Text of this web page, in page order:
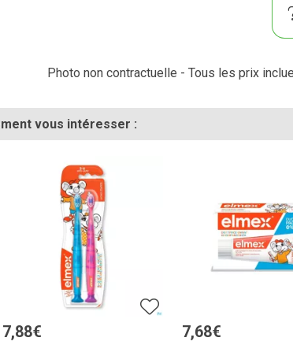
Photo non contractuelle - Tous les prix
vous intéresser :
7,88€ 7,68€